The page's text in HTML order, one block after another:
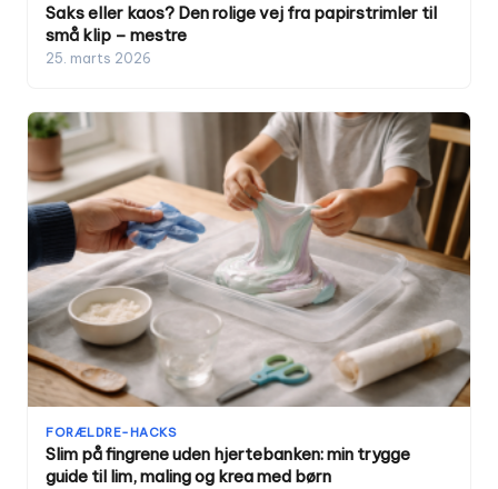
Saks eller kaos? Den rolige vej fra papirstrimler til
små klip – mestre
25. marts 2026
FORÆLDRE-HACKS
Slim på fingrene uden hjertebanken: min trygge
guide til lim, maling og krea med børn